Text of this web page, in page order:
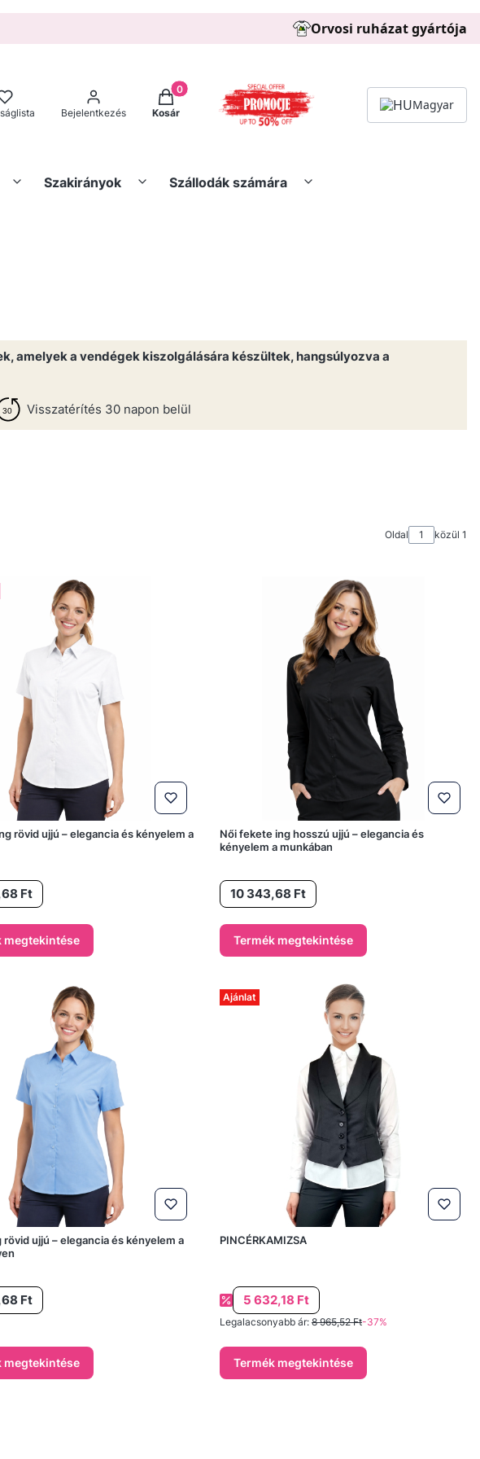
Orvosi ruházat gyártója
Bejelentkezés
Termékek a kosárban: 0. See details
Kosár
Magyar
Szakirányok Szállodák számára
amelyek a vendégek kiszolgálására készültek, hangsúlyozva a
Visszatérítés 30 napon belül
Oldal közül 1
rövid ujjú – elegancia és kényelem a
Ft
megtekintése
Női fekete ing hosszú ujjú – elegancia és
kényelem a munkában
Ár10 343,68 Ft
Termék megtekintése
rövid ujjú – elegancia és kényelem a
Ft
megtekintése
Ajánlat
PINCÉRKAMIZSA
Akciós ár
5 632,18 Ft
Legalacsonyabb ár: 8 965,52 Ft-37%
Termék megtekintése